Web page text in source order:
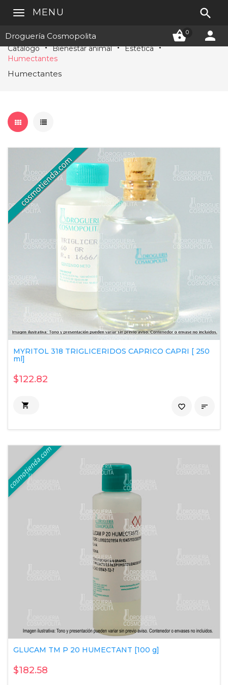
Droguería Cosmopolita 0 
MENU 
Catálogo Bienestar animal
Estética
Humectantes
Humectantes
MYRITOL 318 TRIGLICERIDOS CAPRICO CAPRI [ 250
ml]
$122.82
 
favorite_border
GLUCAM TM P 20 HUMECTANT [100 g]
$182.58